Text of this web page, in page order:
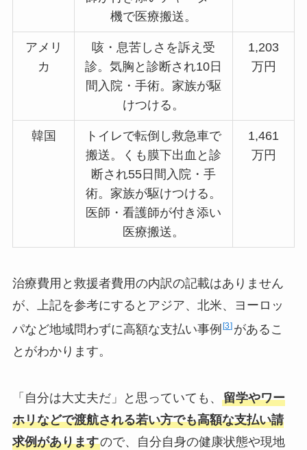
機で医療搬送。
アメリ
カ
咳・息苦しさを訴え受
診。気胸と診断され10日
間入院・手術。家族が駆
けつける。
1,203
万円
韓国
トイレで転倒し救急車で
搬送。くも膜下出血と診
断され55日間入院・手
術。家族が駆けつける。
医師・看護師が付き添い
医療搬送。
1,461
万円
治療費用と救援者費用の内訳の記載はありません
が、上記を参考にするとアジア、北米、ヨーロッ
パなど地域問わずに高額な支払い事例
3 があるこ
とがわかります。
「自分は大丈夫だ」と思っていても、 留学やワー
ホリなどで渡航される若い方でも高額な支払い請
求例がありますので、自分自身の健康状態や現地